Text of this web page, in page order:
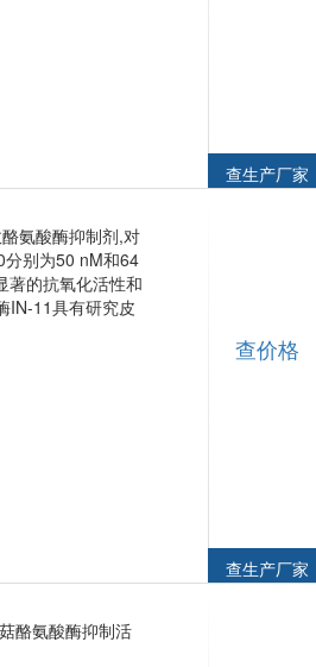
查生产厂家
氨酸酶抑制剂,对
分别为50 nM和64
著的抗氧化活性和
IN-11具有研究皮
查价格
查生产厂家
酪氨酸酶抑制活